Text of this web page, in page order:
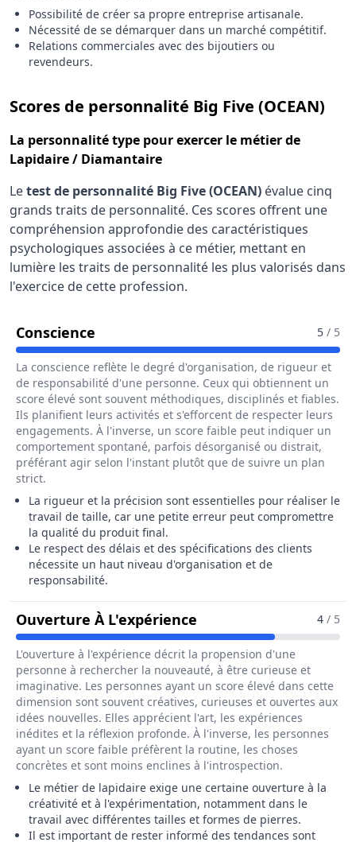
Possibilité de créer sa propre entreprise artisanale.
Nécessité de se démarquer dans un marché compétitif.
Relations commerciales avec des bijoutiers ou
revendeurs.
Scores de personnalité Big Five (OCEAN)
La personnalité type pour exercer le métier de
Lapidaire / Diamantaire
Letest de personnalité Big Five (OCEAN) évalue cinq
grands traits de personnalité. Ces scores offrent une
compréhension approfondie des caractéristiques
psychologiques associées à ce métier, mettant en
lumière les traits de personnalité les plus valorisés dans
l'exercice de cette profession.
Conscience Pour Le Métier De Lapidaire / 5 / 5
La conscience reflète le degré d'organisation, de rigueur et
de responsabilité d'une personne. Ceux qui obtiennent un
score élevé sont souvent méthodiques, disciplinés et fiables.
Ils planifient leurs activités et s'efforcent de respecter leurs
engagements. À l'inverse, un score faible peut indiquer un
comportement spontané, parfois désorganisé ou distrait,
préférant agir selon l'instant plutôt que de suivre un plan
strict.
La rigueur et la précision sont essentielles pour réaliser le
travail de taille, car une petite erreur peut compromettre
la qualité du produit final.
Le respect des délais et des spécifications des clients
nécessite un haut niveau d'organisation et de
responsabilité.
Ouverture À L'expérience Pour Le Métier De
4 / 5
L'ouverture à l'expérience décrit la propension d'une
personne à rechercher la nouveauté, à être curieuse et
imaginative. Les personnes ayant un score élevé dans cette
dimension sont souvent créatives, curieuses et ouvertes aux
idées nouvelles. Elles apprécient l'art, les expériences
inédites et la réflexion profonde. À l'inverse, les personnes
ayant un score faible préfèrent la routine, les choses
concrètes et sont moins enclines à l'introspection.
Le métier de lapidaire exige une certaine ouverture à la
créativité et à l'expérimentation, notamment dans le
travail avec différentes tailles et formes de pierres.
Il est important de rester informé des tendances sont